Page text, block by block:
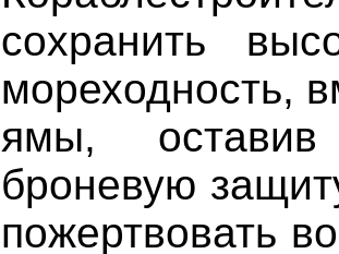
сохранить
мореходность,
ямы, оставив
броневую
пожертвовать